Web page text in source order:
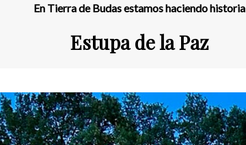
En Tierra de Budas estamos haciendo historia
Estupa de la Paz